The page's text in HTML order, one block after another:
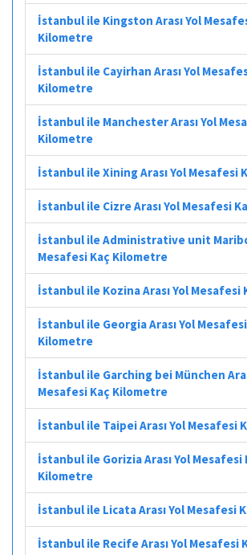
İstanbul ile Kingston Arası Yol
Kilometre
İstanbul ile Cayirhan Arası Yol
Kilometre
İstanbul ile Manchester Arası Yol
Kilometre
İstanbul ile Xining Arası Yol Mesafesi
İstanbul ile Cizre Arası Yol Mesafesi
İstanbul ile Administrative unit
Mesafesi Kaç Kilometre
İstanbul ile Kozina Arası Yol Mesafesi
İstanbul ile Georgia Arası Yol
Kilometre
İstanbul ile Garching bei München
Mesafesi Kaç Kilometre
İstanbul ile Taipei Arası Yol Mesafesi
İstanbul ile Gorizia Arası Yol Mesafesi
Kilometre
İstanbul ile Licata Arası Yol Mesafesi
İstanbul ile Recife Arası Yol Mesafesi